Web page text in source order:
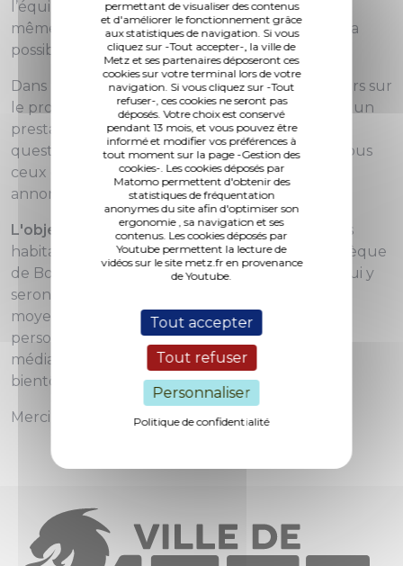
permettant de visualiser des contenus
et d'améliorer le fonctionnement grâce
aux statistiques de navigation. Si vous
cliquez sur -Tout accepter-, la ville de
Metz et ses partenaires déposeront ces
cookies sur votre terminal lors de votre
navigation. Si vous cliquez sur -Tout
refuser-, ces cookies ne seront pas
déposés. Votre choix est conservé
pendant 13 mois, et vous pouvez être
informé et modifier vos préférences à
tout moment sur la page -Gestion des
cookies-. Les cookies déposés par
Matomo permettent d'obtenir des
statistiques de fréquentation
anonymes du site afin d'optimiser son
ergonomie , sa navigation et ses
contenus. Les cookies déposés par
Youtube permettent la lecture de
vidéos sur le site metz.fr en provenance
de Youtube.
Tout accepter
Tout refuser
Personnaliser
Politique de confidentialité
l’équipement, au même emplacement et sur la
même surface approximative, mais en ouvrant la
possibilité à une redistribution des espaces.
Dans le cadre du travail de concertation en cours sur
le projet de reconstruction de la médiathèque, un
prestataire a été mandaté et a mis en ligne un
questionnaire destiné à tous et notamment à tous
ceux qui ne pourraient participer aux ateliers
annoncés.
L'objectif
: recueillir les idées et les souhaits des
habitants pour la reconstruction de la médiathèque
de Borny et plus précisément sur les services qui y
seront proposés. Ce questionnaire est aussi un
moyen précieux pour obtenir des réponses de
personnes qui sont moins familières des
médiathèques (et qui le deviendront peut-être
bientôt !).
Merci d'avance pour votre participation.